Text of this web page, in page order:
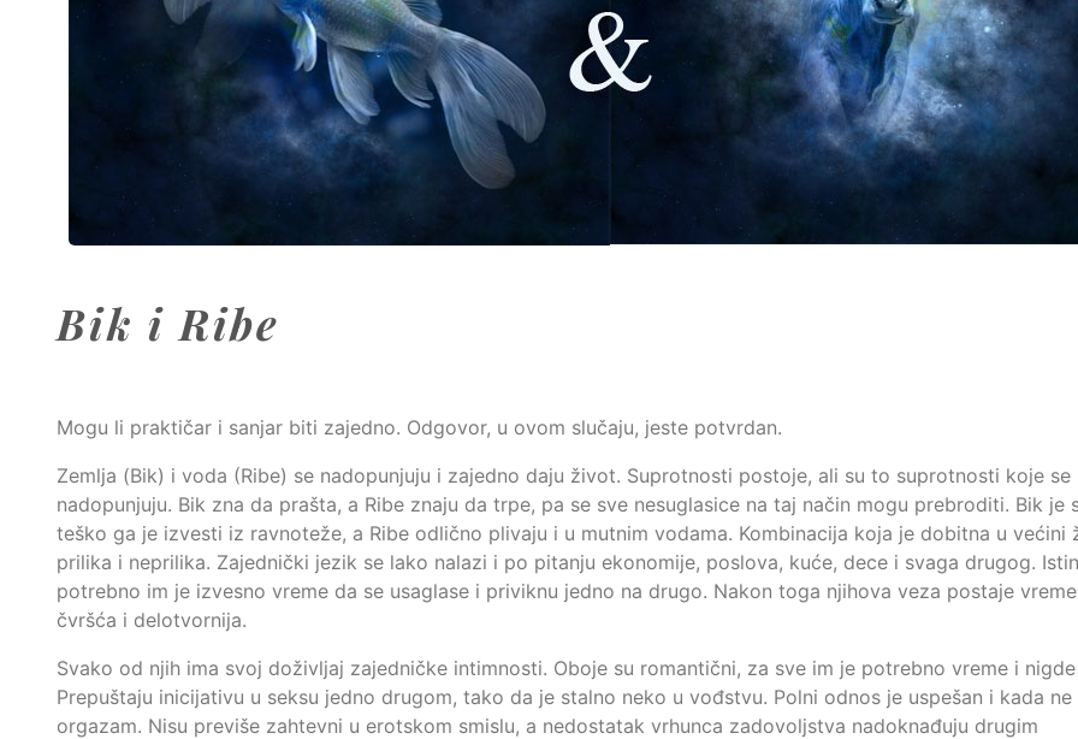
Bik i Ribe
Mogu li praktičar i sanjar biti zajedno. Odgovor, u ovom slučaju, jeste potvrdan.
Zemlja (Bik) i voda (Ribe) se nadopunjuju i zajedno daju život. Suprotnosti postoje, ali su to suprotnosti koje se
nadopunjuju. Bik zna da prašta, a Ribe znaju da trpe, pa se sve nesuglasice na taj način mogu prebroditi. Bik je
teško ga je izvesti iz ravnoteže, a Ribe odlično plivaju i u mutnim vodama. Kombinacija koja je dobitna u većini
prilika i neprilika. Zajednički jezik se lako nalazi i po pitanju ekonomije, poslova, kuće, dece i svaga drugog.
potrebno im je izvesno vreme da se usaglase i priviknu jedno na drugo. Nakon toga njihova veza postaje
čvršća i delotvornija.
Svako od njih ima svoj doživljaj zajedničke intimnosti. Oboje su romantični, za sve im je potrebno vreme i
Prepuštaju inicijativu u seksu jedno drugom, tako da je stalno neko u vođstvu. Polni odnos je uspešan i kada
orgazam. Nisu previše zahtevni u erotskom smislu, a nedostatak vrhunca zadovoljstva nadoknađuju drugim